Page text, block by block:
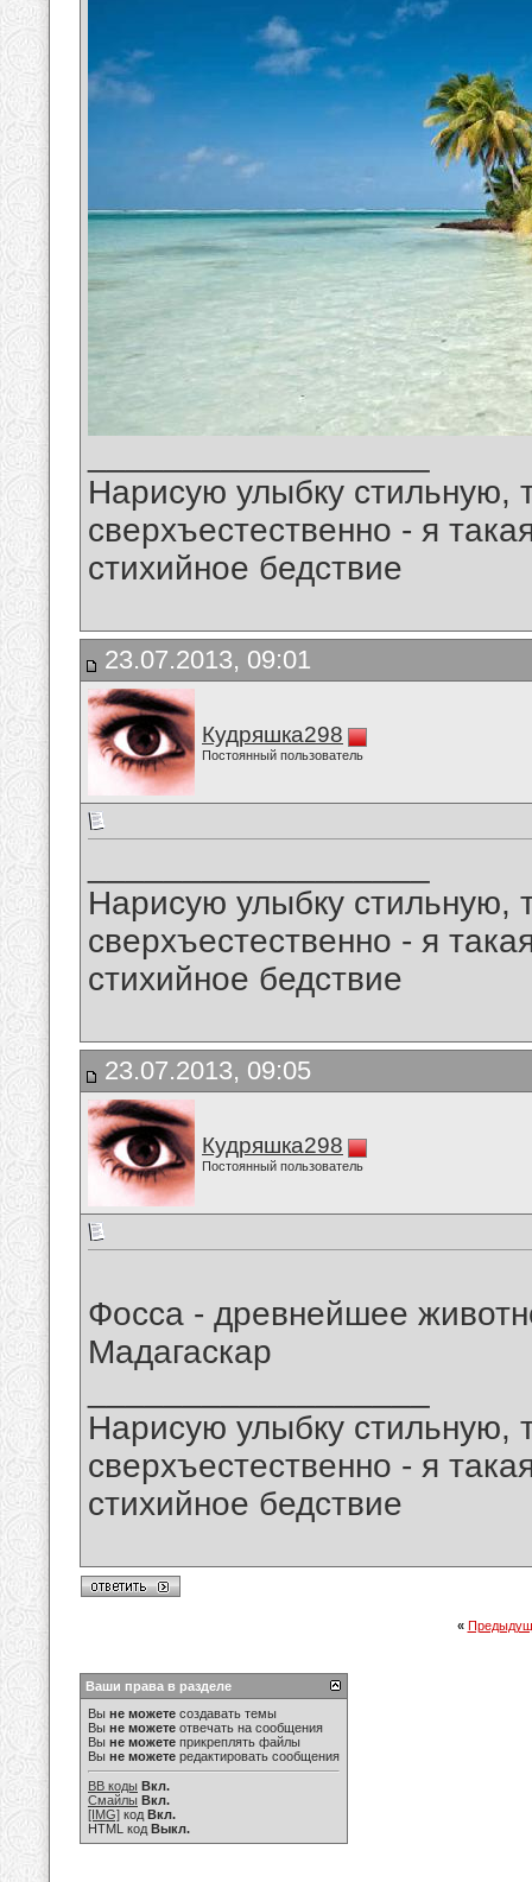
Нарисую улыбку стильную,
сверхъестественно - я
стихийное бедствие
23.07.2013, 09:01
Кудряшка298
Постоянный пользователь
Нарисую улыбку стильную,
сверхъестественно - я
стихийное бедствие
23.07.2013, 09:05
Кудряшка298
Постоянный пользователь
Фосса - древнейшее
Мадагаскар
Нарисую улыбку стильную,
сверхъестественно - я
стихийное бедствие
«
Ваши права в разделе
Вы не можете создавать темы
Вы не можете отвечать на сообщения
Вы не можете прикреплять файлы
Вы не можете редактировать сообщения
BB коды Вкл.
Смайлы Вкл.
[IMG] код Вкл.
HTML код Выкл.